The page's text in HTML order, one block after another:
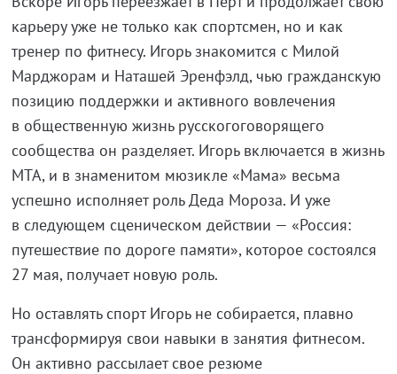
карьеру уже не только как спортсмен, но и как
тренер по фитнесу. Игорь знакомится с Милой
Марджорам и Наташей Эренфэлд, чью гражданскую
позицию поддержки и активного вовлечения
в общественную жизнь русскогоговорящего
сообщества он разделяет. Игорь включается в жизнь
МТА, и в знаменитом мюзикле «Мама» весьма
успешно исполняет роль Деда Мороза. И уже
в следующем сценическом действии — «Россия:
путешествие по дороге памяти», которое состоялся
27 мая, получает новую роль.
Но оставлять спорт Игорь не собирается, плавно
трансформируя свои навыки в занятия фитнесом.
Он активно рассылает свое резюме